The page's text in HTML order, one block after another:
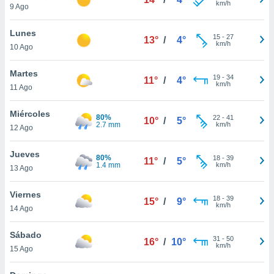
y
más
nuestra
y
de
disponible
cookies
9 Ago
km/h
Lunes
10 Ago
13° / 4° 15- 27
km/h
Martes
11 Ago
11° / 4° 19- 34
km/h
Miércoles
12 Ago
80%
2.7 mm
10° / 5° 22- 41
km/h
Jueves
13 Ago
80%
1.4 mm
11° / 5° 18- 39
km/h
Viernes
14 Ago
15° / 9° 18- 39
km/h
Sábado
15 Ago
16° / 10° 31 - 50
km/h